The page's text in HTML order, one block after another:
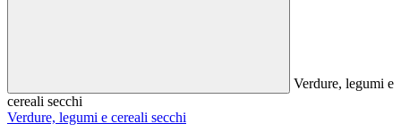
Verdure, legumi e
cereali secchi
Verdure, legumi e cereali secchi